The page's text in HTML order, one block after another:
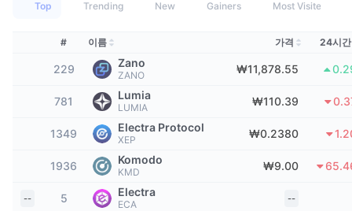
실제 자산
예정
BNB 트레저리
거래소 유입/유출
공포 및 탐욕 지수.
밈 탐색기
상위 트레이더들
탈중앙화 거래소
파생상품
라이브
기사들
센티멘트
암호화폐 API
DEX API
엔터프라이즈
계산기
뉴스레터
CMC Launch
Top Trending New Gainers Most Visited
# 이름 가격 24시간
229 Zano
ZANO ₩11,878.55
781 Lumia
LUMIA ₩110.39
1349 Electra Protocol
XEP ₩0.2380
1936 Komodo
KMD ₩9.00
-- 5 Electra
ECA --